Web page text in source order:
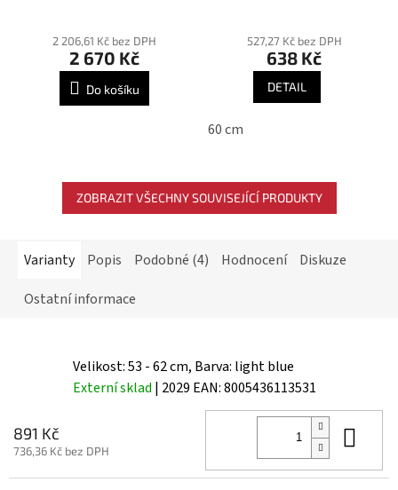
hodnocení
produktu
2 206,61 Kč bez DPH
2 670 Kč
Do košíku
527,27 Kč bez DPH
638 Kč
DETAIL
60 cm
ZOBRAZIT VŠECHNY SOUVISEJÍCÍ PRODUKTY
Varianty Popis Podobné (4) Hodnocení
Diskuze
Ostatní informace
Velikost: 53 - 62 cm, Barva: light blue
Externí sklad | 2029 EAN:8005436113531
891 Kč
736,36 Kč bez DPH